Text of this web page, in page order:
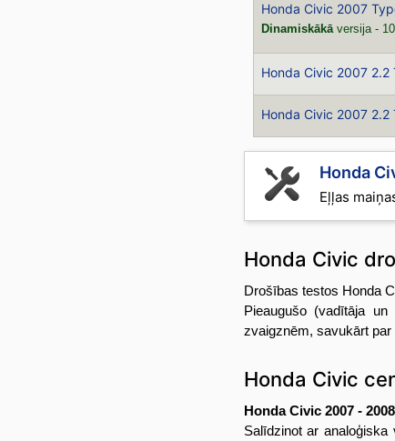
Honda Civic 2007
Dinamiskākāversija -
Honda Civic 2007 2.2
Honda Civic 2007 2.2
Honda
Eļļas
Honda Civic
Drošības testos Honda
Pieaugušo (vadītāja
zvaigznēm, savukārt
Honda Civic
Honda Civic 2007 -
Salīdzinot ar